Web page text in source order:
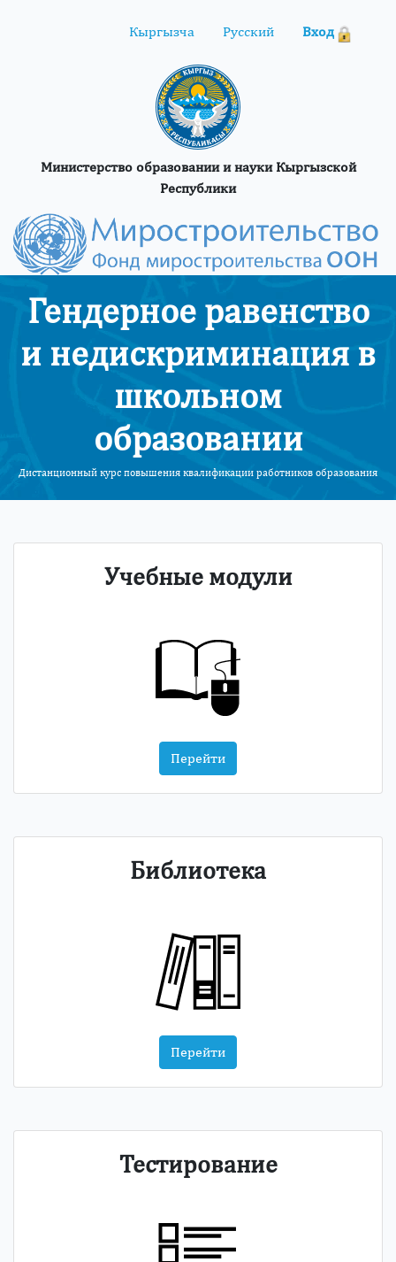
Кыргызча Русский Вход
Министерство образовании и науки Кыргызской
Республики
Гендерное равенство
и недискриминация в
школьном
образовании
Дистанционный курс повышения квалификации работников образования
Учебные модули
Перейти
Библиотека
Перейти
Тестирование